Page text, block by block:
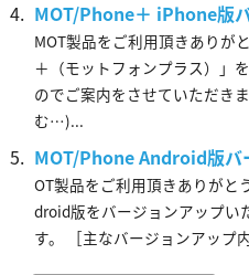
MOT/Phone＋ iPhone版
MOT製品をご利用頂きありが
＋（モットフォンプラス）」
のでご案内をさせていただき
む…)...
MOT/Phone Android版バ
OT製品をご利用頂きありがと
droid版をバージョンアップい
す。 ［主なバージョンアップ